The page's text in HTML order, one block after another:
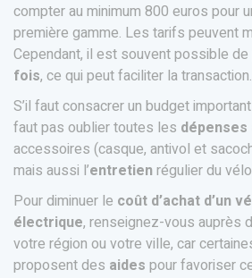
compter au minimum 800 euros pour
première gamme. Les tarifs peuvent
Cependant, il est souvent possible de
fois, ce qui peut faciliter la transaction.
S’il faut consacrer un budget
faut pas oublier toutes les dépenses
accessoires (casque, antivol et
mais aussi l’entretienrégulier du
Pour diminuer le coût d’achat d’un
électrique, renseignez-vous auprès
votre région ou votre ville, car
proposent des aides pour favoriser